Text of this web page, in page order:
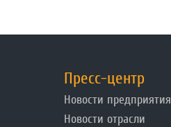
Пресс-центр
Новости предприятия
Новости отрасли